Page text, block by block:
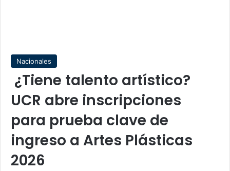
Nacionales
¿Tiene talento artístico?
UCR abre inscripciones
para prueba clave de
ingreso a Artes Plásticas
2026